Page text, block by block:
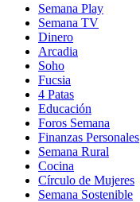
Semana Play
Semana TV
Dinero
Arcadia
Soho
in
new
window
Fucsia
in
new
window
4 Patas
Educación
Foros Semana
Finanzas Personales
Semana Rural
Cocina
Círculo de Mujeres
Semana Sostenible